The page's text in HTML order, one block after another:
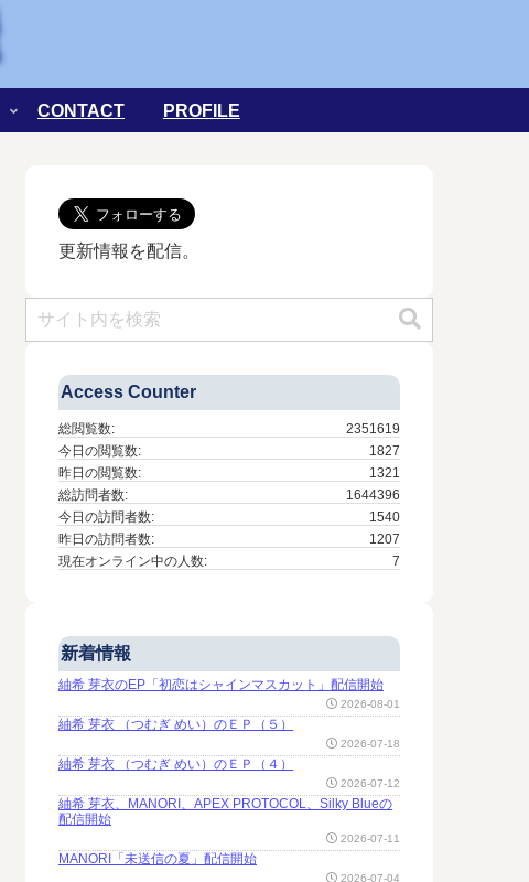
CONTACT PROFILE
更新情報を配信。
Access Counter
2351619
総閲覧数:
1827
今日の閲覧数:
1321
昨日の閲覧数:
1644396
総訪問者数:
1540
今日の訪問者数:
1207
昨日の訪問者数:
7
現在オンライン中の人数:
新着情報
紬希 芽衣のEP「初恋はシャインマスカット」配信開始
2026-08-01
紬希 芽衣 （つむぎ めい）のＥＰ（５）
2026-07-18
紬希 芽衣 （つむぎ めい）のＥＰ（４）
2026-07-12
紬希 芽衣、MANORI、APEX PROTOCOL、Silky Blueの
配信開始
2026-07-11
MANORI「未送信の夏」配信開始
2026-07-04